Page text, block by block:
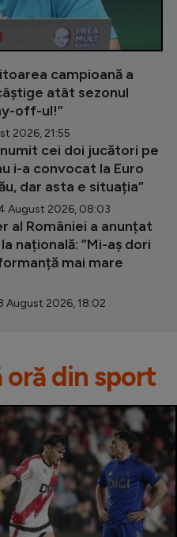
campioană a
atât sezonul
off-ul!”
2026, 21:55
cei doi jucători pe
i-a convocat la Euro
dar asta e situația”
August 2026, 08:03
al României a anunțat
națională: ”Mi-aș dori
mai mare
August 2026, 18:02
din sport